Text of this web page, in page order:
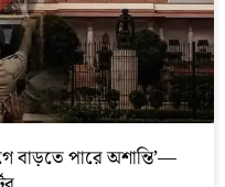
বাড়তে পারে অশান্তি’—